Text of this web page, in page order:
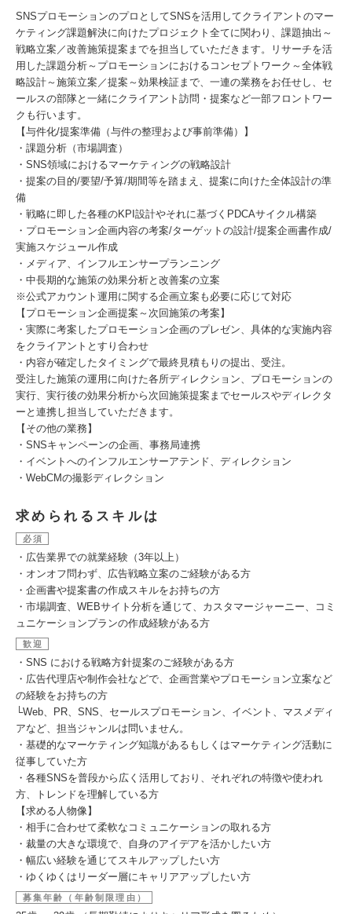
SNSプロモーションのプロとしてSNSを活用してクライアントのマー
ケティング課題解決に向けたプロジェクト全てに関わり、課題抽出～
戦略立案／改善施策提案までを担当していただきます。リサーチを活
用した課題分析～プロモーションにおけるコンセプトワーク～全体戦
略設計～施策立案／提案～効果検証まで、一連の業務をお任せし、セ
ールスの部隊と一緒にクライアント訪問・提案など一部フロントワー
クも行います。
【与件化/提案準備（与件の整理および事前準備）】
・課題分析（市場調査）
・SNS領域におけるマーケティングの戦略設計
・提案の目的/要望/予算/期間等を踏まえ、提案に向けた全体設計の準
備
・戦略に即した各種のKPI設計やそれに基づくPDCAサイクル構築
・プロモーション企画内容の考案/ターゲットの設計/提案企画書作成/
実施スケジュール作成
・メディア、インフルエンサープランニング
・中長期的な施策の効果分析と改善案の立案
※公式アカウント運用に関する企画立案も必要に応じて対応
【プロモーション企画提案～次回施策の考案】
・実際に考案したプロモーション企画のプレゼン、具体的な実施内容
をクライアントとすり合わせ
・内容が確定したタイミングで最終見積もりの提出、受注。
受注した施策の運用に向けた各所ディレクション、プロモーションの
実行、実行後の効果分析から次回施策提案までセールスやディレクタ
ーと連携し担当していただきます。
【その他の業務】
・SNSキャンペーンの企画、事務局連携
・イベントへのインフルエンサーアテンド、ディレクション
・WebCMの撮影ディレクション
求められるスキルは
必須
・広告業界での就業経験（3年以上）
・オンオフ問わず、広告戦略立案のご経験がある方
・企画書や提案書の作成スキルをお持ちの方
・市場調査、WEBサイト分析を通じて、カスタマージャーニー、コミ
ュニケーションプランの作成経験がある方
歓迎
・SNS における戦略方針提案のご経験がある方
・広告代理店や制作会社などで、企画営業やプロモーション立案など
の経験をお持ちの方
└Web、PR、SNS、セールスプロモーション、イベント、マスメディ
アなど、担当ジャンルは問いません。
・基礎的なマーケティング知識があるもしくはマーケティング活動に
従事していた方
・各種SNSを普段から広く活用しており、それぞれの特徴や使われ
方、トレンドを理解している方
【求める人物像】
・相手に合わせて柔軟なコミュニケーションの取れる方
・裁量の大きな環境で、自身のアイデアを活かしたい方
・幅広い経験を通じてスキルアップしたい方
・ゆくゆくはリーダー層にキャリアアップしたい方
募集年齢（年齢制限理由）